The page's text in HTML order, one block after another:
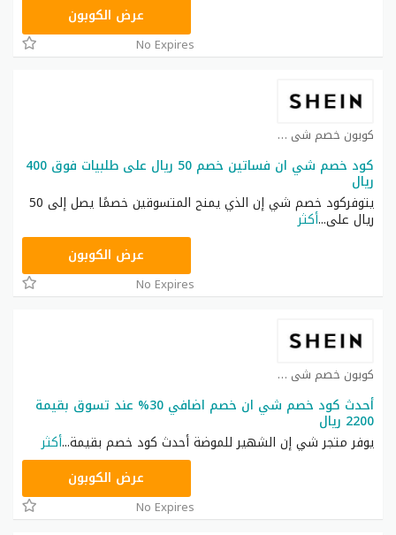
عرض الكوبون
No Expires
كوبون خصم شي ان كوبون
كود خصم شي ان فساتين خصم 50 ريال على طلبيات فوق 400
ريال
يتوفركود خصم شي إن الذي يمنح المتسوقين خصمًا يصل إلى 50
ريال على...أكثر
عرض الكوبون
No Expires
كوبون خصم شي ان كوبون
أحدث كود خصم شي ان خصم اضافي 30% عند تسوق بقيمة
2200 ريال
يوفر متجر شي إن الشهير للموضة أحدث كود خصم بقيمة...أكثر
عرض الكوبون
No Expires